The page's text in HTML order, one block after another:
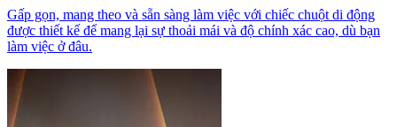
Gấp gọn, mang theo và sẵn sàng làm việc với chiếc chuột di động
được thiết kế để mang lại sự thoải mái và độ chính xác cao, dù bạn
làm việc ở đâu.